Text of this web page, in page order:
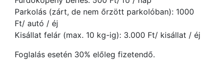
Parkolás (zárt, de nem őrzött parkolóban): 1000
Ft/ autó / éj
Kisállat felár (max. 10 kg-ig): 3.000 Ft/ kisállat / éj
Foglalás esetén 30% előleg fizetendő.